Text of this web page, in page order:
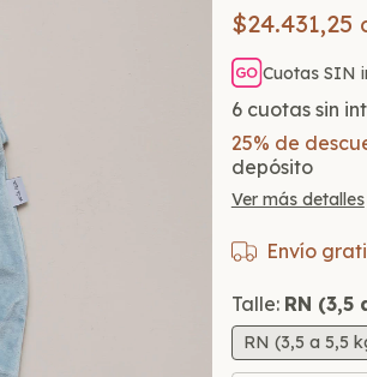
$24.431,25
Cuotas SIN
6 cuotas sin
25% de
depósito
Ver más detalles
Envío
Talle: RN (3,5
RN (3,5 a 5,5